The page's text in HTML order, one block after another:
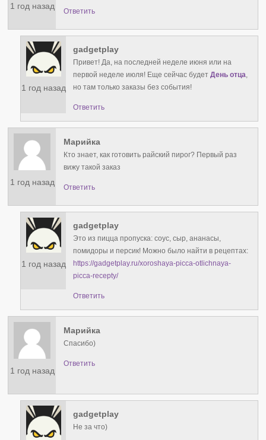
1 год назад
Ответить
1 год назад
gadgetplay
Привет! Да, на последней неделе июня или на
первой неделе июля! Еще сейчас будетДень отца,
но там только заказы без события!
Ответить
1 год назад
Марийка
Кто знает, как готовить райский пирог? Первый раз
вижу такой заказ
Ответить
1 год назад
gadgetplay
Это из пицца пропуска: соус, сыр, ананасы,
помидоры и персик! Можно было найти в рецептах:
https://gadgetplay.ru/xoroshaya-picca-otlichnaya-
picca-recepty/
Ответить
1 год назад
Марийка
Спасибо)
Ответить
gadgetplay
Не за что)